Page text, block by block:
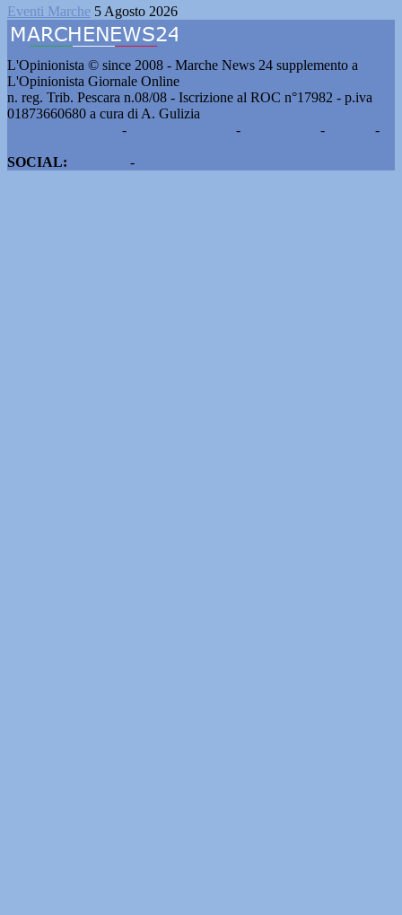
Eventi Marche 5 Agosto 2026
L'Opinionista © since 2008 - Marche News 24 supplemento a
L'Opinionista Giornale Online
n. reg. Trib. Pescara n.08/08 - Iscrizione al ROC n°17982 - p.iva
01873660680 a cura di A. Gulizia
- - -
-
SOCIAL:
-